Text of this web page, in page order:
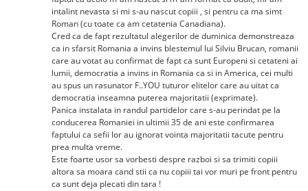
intalint nevasta si mi s-au nascut copiii , si pentru ca ma simt
Roman (cu toate ca am cetatenia Canadiana).
Cred ca de fapt rezultatul alegerilor de duminica demonstreaza
ca in sfarsit Romania a invins blestemul lui Silviu Brucan, romanii
care au votat au confirmat de fapt ca sunt Europeni si cetateni ai
lumii, democratia a invins in Romania ca si in America, cei multi
au spus un rasunator F..YOU tuturor elitelor care au uitat ca
democratia inseamna puterea majoritatii (exprimate).
Panica instalata in randul partidelor care s-au perindat pe la
conducerea Romaniei in ultimii 35 de ani este confirmarea
faptului ca sefii lor au ignorat vointa majoritatii tacute pentru
prea multa vreme.
Este foarte usor sa vorbesti despre razboi si sa trimiti copiii
altora sa moara cand stii ca nu copiii tai vor muri pe front pentru
ca sunt deja plecati din tara !